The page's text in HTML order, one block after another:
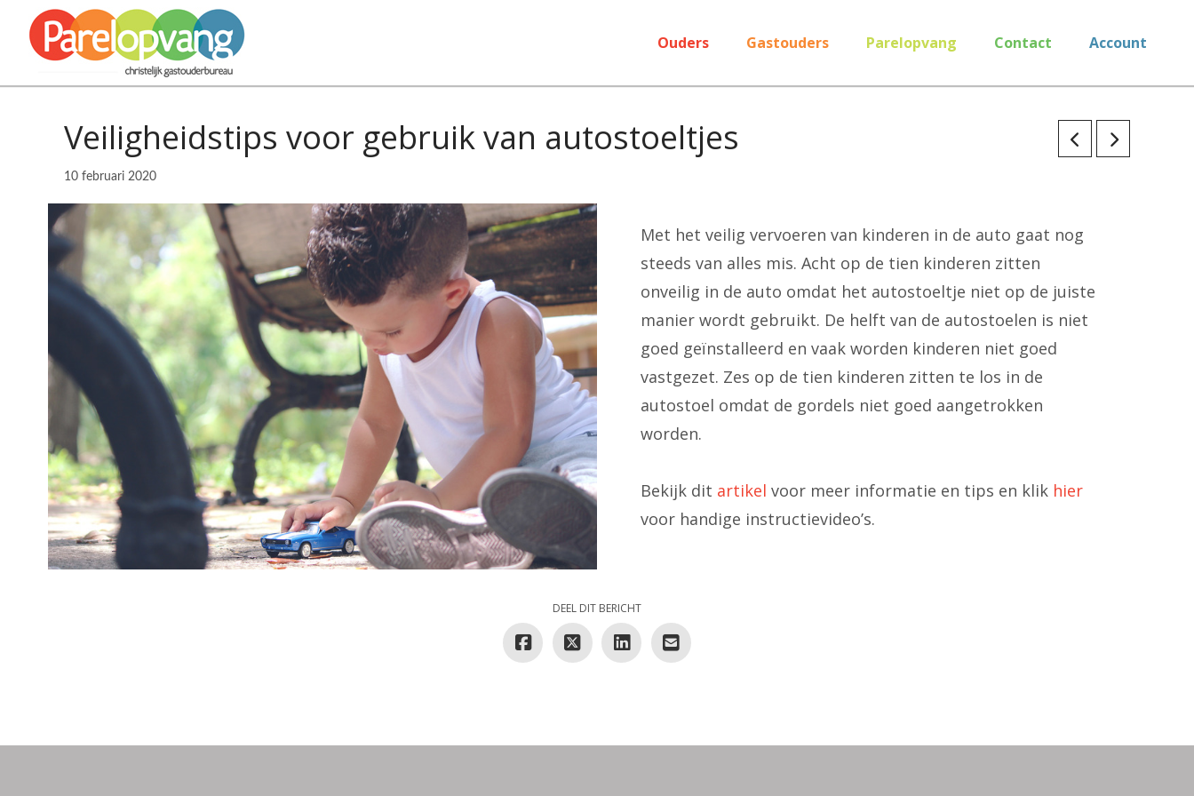
Ouders Gastouders Parelopvang Contact Account
Veiligheidstips voor gebruik van autostoeltjes
10 februari 2020
Met het veilig vervoeren van kinderen in de auto gaat nog
steeds van alles mis. Acht op de tien kinderen zitten
onveilig in de auto omdat het autostoeltje niet op de juiste
manier wordt gebruikt. De helft van de autostoelen is niet
goed geïnstalleerd en vaak worden kinderen niet goed
vastgezet. Zes op de tien kinderen zitten te los in de
autostoel omdat de gordels niet goed aangetrokken
worden.
Bekijk dit artikel voor meer informatie en tips en klik hier
voor handige instructievideo’s.
DEEL DIT BERICHT